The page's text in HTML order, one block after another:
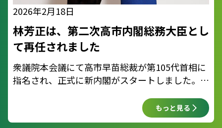
2026年2月18日
林芳正は、第二次高市内閣総務大臣とし
て再任されました
衆議院本会議にて高市早苗総裁が第105代首相に
指名され、正式に新内閣がスタートしました。
根幹を担うこととなりました。 現場の声をもっ
もっと見る